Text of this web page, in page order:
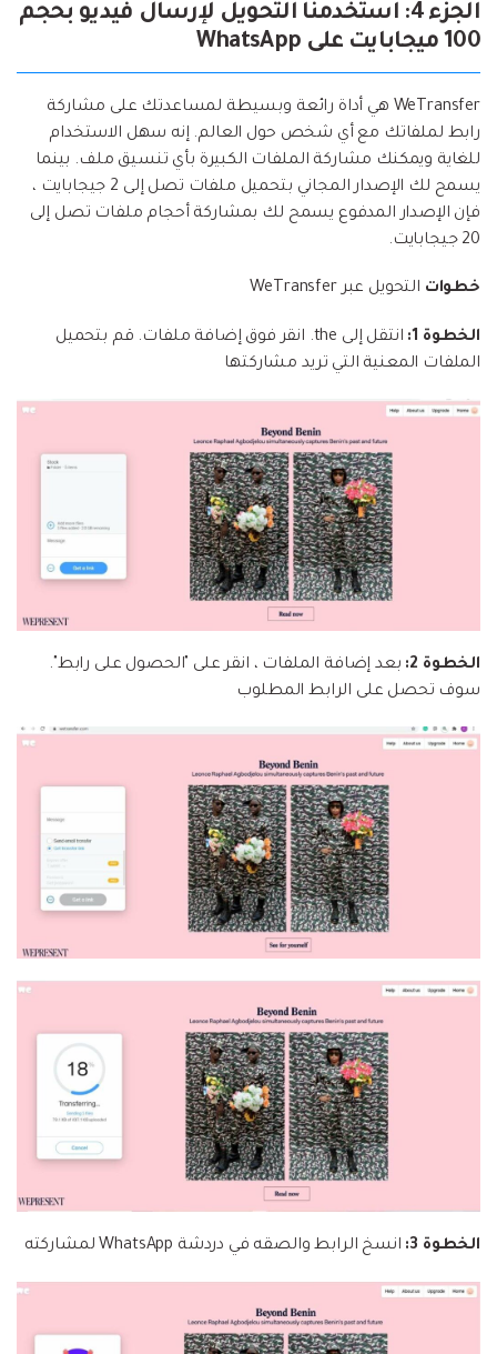
الجزء 4: استخدمنا التحويل لإرسال فيديو بحجم
100 ميجابايت على WhatsApp
WeTransfer هي أداة رائعة وبسيطة لمساعدتك على مشاركة
رابط لملفاتك مع أي شخص حول العالم. إنه سهل الاستخدام
للغاية ويمكنك مشاركة الملفات الكبيرة بأي تنسيق ملف. بينما
يسمح لك الإصدار المجاني بتحميل ملفات تصل إلى 2 جيجابايت ،
فإن الإصدار المدفوع يسمح لك بمشاركة أحجام ملفات تصل إلى
20 جيجابايت.
خطوات التحويل عبر WeTransfer
الخطوة 1:
انتقل إلى the. انقر فوق إضافة ملفات. قم بتحميل
الملفات المعنية التي تريد مشاركتها
الخطوة 2:
بعد إضافة الملفات ، انقر على "الحصول على رابط".
سوف تحصل على الرابط المطلوب
الخطوة 3: انسخ الرابط والصقه في دردشة WhatsApp لمشاركته